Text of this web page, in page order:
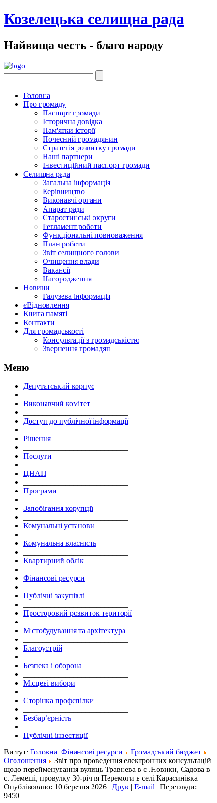
Козелецька селищна рада
Найвища честь - благо народу
Головна
Про громаду
Паспорт громади
Історична довідка
Пам'ятки історії
Почесний громадянин
Стратегія розвитку громади
Наші партнери
Інвестиційний паспорт громади
Селищна рада
Загальна інформація
Керівництво
Виконавчі органи
Апарат ради
Старостинські округи
Регламент роботи
Функціональні повноваження
План роботи
Звіт селищного голови
Очищення влади
Вакансії
Нагородження
Новини
Галузева інформація
єВідновлення
Книга памяті
Контакти
Для громадськості
Консультації з громадськістю
Звернення громадян
Меню
Депутатський корпус
Виконавчий комітет
Доступ до публічної інформації
Рішення
Послуги
ЦНАП
Програми
Запобігання корупції
Комунальні установи
Комунальна власність
Квартирний облік
Фінансові ресурси
Публічні закупівлі
Просторовий розвиток території
Містобудування та архітектура
Благоустрій
Безпека і оборона
Місцеві вибори
Сторінка профспілки
Безбар’єрність
Публічні інвестиції
Ви тут: Головна Фінансові ресурси
Громадський бюджет
Оголошення
Звіт про проведення електронних консультацій
щодо перейменування вулиць Травнева в с .Новики, Садова в
с. Лемеші, провулку 30-річчя Перемоги в селі Карасинівка
Опубліковано: 10 березня 2026 | Друк | E-mail | Перегляди:
9450